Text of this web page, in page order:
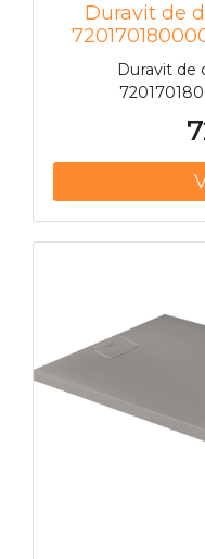
Duravit de
Duravit de